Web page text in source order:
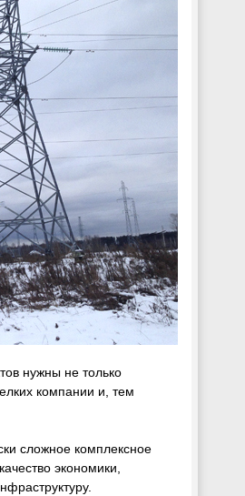
нужны не только
компании и, тем
сложное комплексное
экономики,